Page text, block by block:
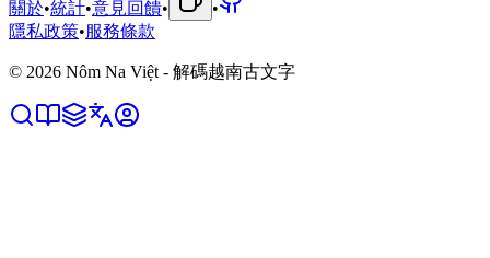
關於•統計•意見回饋•
•
隱私政策•服務條款
© 2026 Nôm Na Việt - 解碼越南古文字